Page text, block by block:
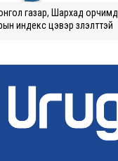
газар, Шархад орчимд
индекс цэвэр үзүүлэлттэй